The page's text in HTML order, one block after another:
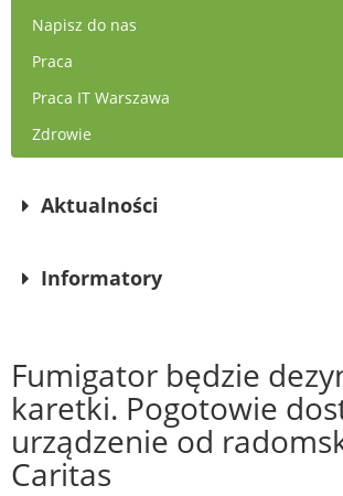
Napisz do nas
Praca
Praca IT Warszawa
Zdrowie
Aktualności
Informatory
Fumigator będzie
karetki. Pogotowie
urządzenie od
Caritas